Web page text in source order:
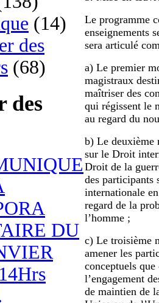
(14)
des
(68)
des
DU
Le programme
enseignements
sera articulé
a) Le premier
magistraux
maîtriser des
qui régissent le
au regard du
b) Le deuxième
sur le Droit
Droit de la
des participants
internationale
regard de la
l’homme ;
c) Le troisième
amener les
conceptuels
l’engagement
de maintien de